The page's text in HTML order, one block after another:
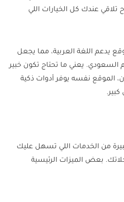
عندك كل الخيارات اللي
يدعم اللغة العربية، مما يجعل
السعودي. يعني ما تحتاج تكون خبير
الموقع نفسه يوفر أدوات ذكية
من الخدمات اللي تسهل عليك
بعض الميزات الرئيسية